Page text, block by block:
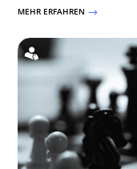
MEHR ERFAHREN $